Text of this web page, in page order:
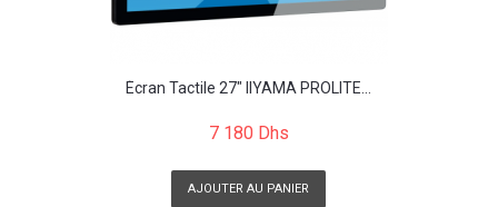
Écran Tactile 27" IIYAMA PROLITE...
7 180 Dhs
AJOUTER AU PANIER